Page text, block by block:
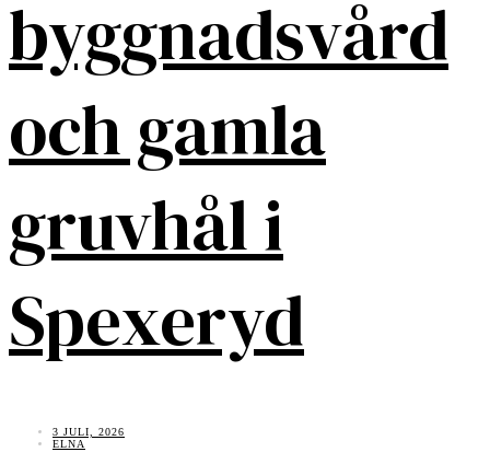
byggnadsvård
och gamla
gruvhål i
Spexeryd
3 JULI, 2026
ELNA